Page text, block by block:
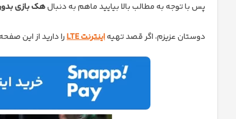
پس با توجه به مطالب بالا بیایید ماهم به دنبالهک بازی
دوستان عزیزم، اگر قصد تهیهاینترنت LTE را دارید از این